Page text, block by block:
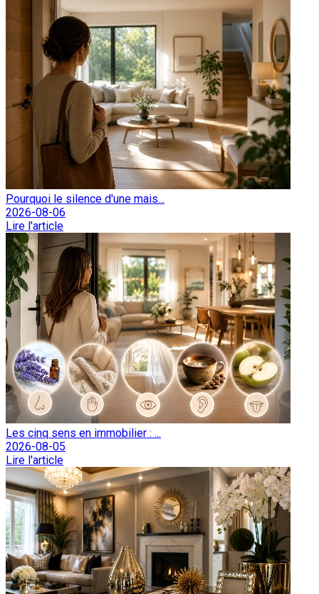
Pourquoi le silence d'une mais...
2026-08-06
Lire l'article
Les cinq sens en immobilier : ...
2026-08-05
Lire l'article